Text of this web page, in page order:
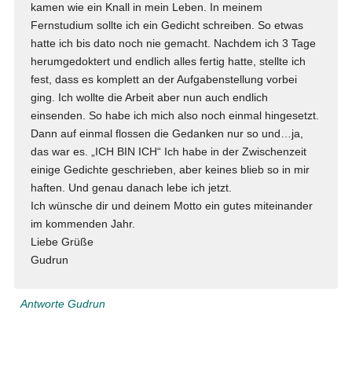
kamen wie ein Knall in mein Leben. In meinem
Fernstudium sollte ich ein Gedicht schreiben. So etwas
hatte ich bis dato noch nie gemacht. Nachdem ich 3 Tage
herumgedoktert und endlich alles fertig hatte, stellte ich
fest, dass es komplett an der Aufgabenstellung vorbei
ging. Ich wollte die Arbeit aber nun auch endlich
einsenden. So habe ich mich also noch einmal hingesetzt.
Dann auf einmal flossen die Gedanken nur so und…ja,
das war es. „ICH BIN ICH“ Ich habe in der Zwischenzeit
einige Gedichte geschrieben, aber keines blieb so in mir
haften. Und genau danach lebe ich jetzt.
Ich wünsche dir und deinem Motto ein gutes miteinander
im kommenden Jahr.
Liebe Grüße
Gudrun
Antworte Gudrun